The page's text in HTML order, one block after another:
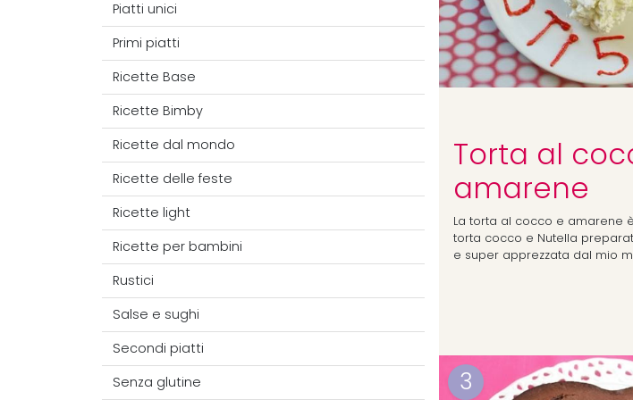
Piatti unici
Primi piatti
Ricette Base
Ricette Bimby
Ricette dal mondo
Ricette delle feste
Ricette light
Ricette per bambini
Rustici
Salse e sughi
Secondi piatti
Senza glutine
Torta al
amarene
La torta al cocco e amarene
torta cocco e Nutella
e super apprezzata dal mio
3